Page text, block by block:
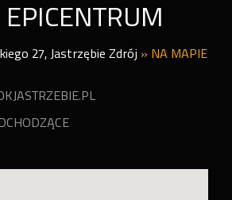
27, Jastrzębie Zdrój » NA MAPIE